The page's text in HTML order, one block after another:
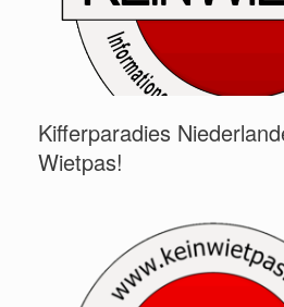
Kifferparadies
Wietpas!